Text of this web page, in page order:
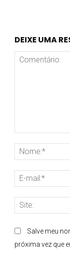
DEIXE UMA
Salve meu
próxima vez que